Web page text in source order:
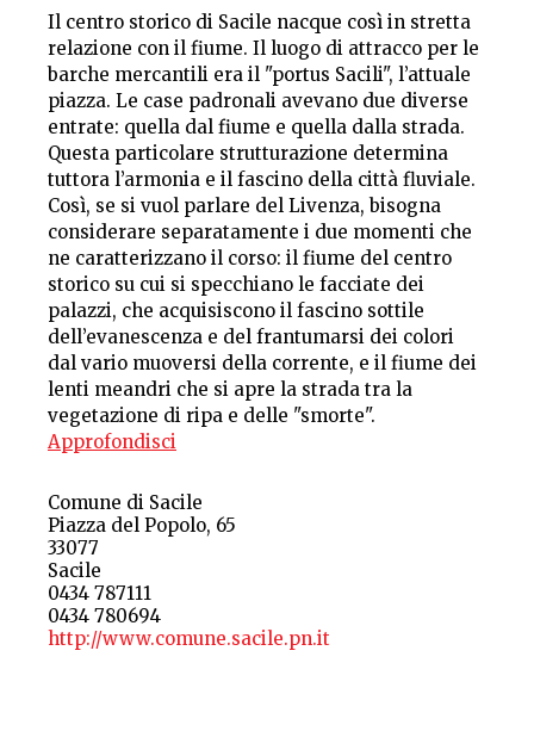
Il centro storico di Sacile nacque così in stretta
relazione con il fiume. Il luogo di attracco per le
barche mercantili era il "portus Sacili", l’attuale
piazza. Le case padronali avevano due diverse
entrate: quella dal fiume e quella dalla strada.
Questa particolare strutturazione determina
tuttora l’armonia e il fascino della città fluviale.
Così, se si vuol parlare del Livenza, bisogna
considerare separatamente i due momenti che
ne caratterizzano il corso: il fiume del centro
storico su cui si specchiano le facciate dei
palazzi, che acquisiscono il fascino sottile
dell’evanescenza e del frantumarsi dei colori
dal vario muoversi della corrente, e il fiume dei
lenti meandri che si apre la strada tra la
vegetazione di ripa e delle "smorte".
Approfondisci
Comune di Sacile
Piazza del Popolo, 65
33077
Sacile
0434 787111
0434 780694
http://www.comune.sacile.pn.it